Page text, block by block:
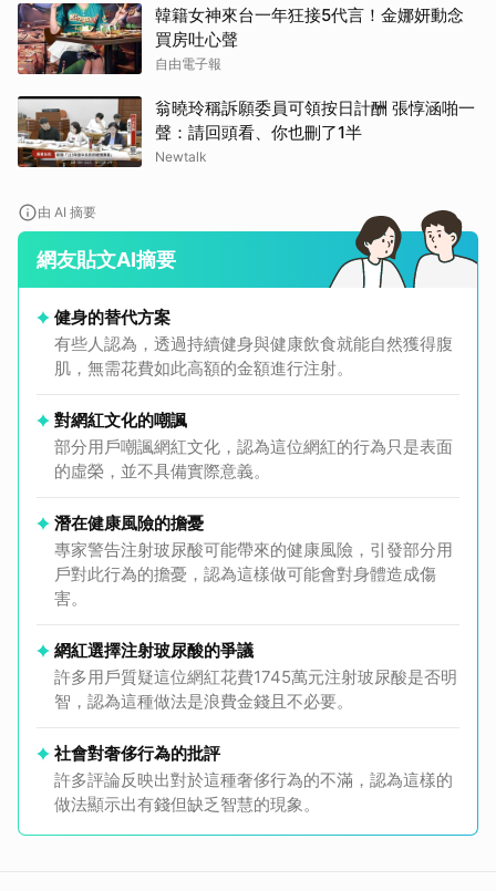
韓籍女神來台一年狂接5代言！金娜妍動念
買房吐心聲
自由電子報
翁曉玲稱訴願委員可領按日計酬 張惇涵啪一
聲：請回頭看、你也刪了1半
Newtalk
由 AI 摘要
網友貼文AI摘要
健身的替代方案
有些人認為，透過持續健身與健康飲食就能自然獲得腹
肌，無需花費如此高額的金額進行注射。
對網紅文化的嘲諷
部分用戶嘲諷網紅文化，認為這位網紅的行為只是表面
的虛榮，並不具備實際意義。
潛在健康風險的擔憂
專家警告注射玻尿酸可能帶來的健康風險，引發部分用
戶對此行為的擔憂，認為這樣做可能會對身體造成傷
害。
網紅選擇注射玻尿酸的爭議
許多用戶質疑這位網紅花費1745萬元注射玻尿酸是否明
智，認為這種做法是浪費金錢且不必要。
社會對奢侈行為的批評
許多評論反映出對於這種奢侈行為的不滿，認為這樣的
做法顯示出有錢但缺乏智慧的現象。